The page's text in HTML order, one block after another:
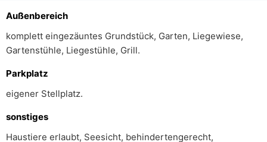
Außenbereich
komplett eingezäuntes Grundstück, Garten, Liegewiese,
Gartenstühle, Liegestühle, Grill.
Parkplatz
eigener Stellplatz.
sonstiges
Haustiere erlaubt, Seesicht, behindertengerecht,